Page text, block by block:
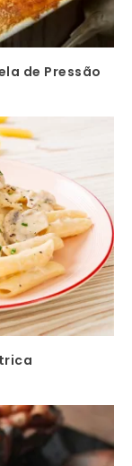
de Pressão